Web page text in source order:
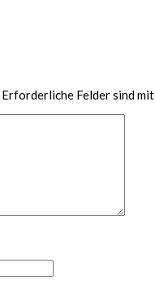
Erforderliche Felder sind mit